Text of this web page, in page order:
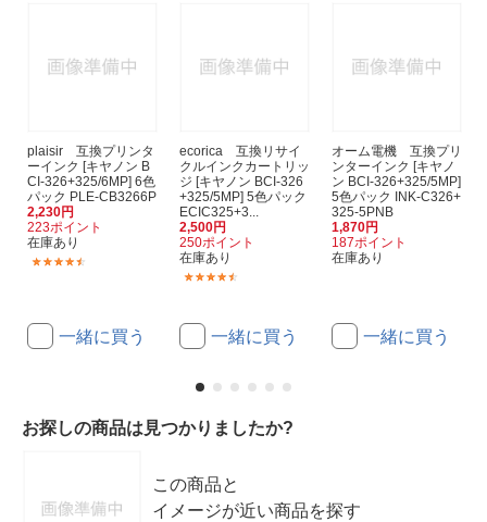
plaisir 互換プリンタ
ーインク [キヤノン B
CI-326+325/6MP] 6色
パック PLE-CB3266P
2,230円
223ポイント
在庫あり
一緒に買う
ecorica 互換リサイ
クルインクカートリッ
ジ [キヤノン BCI-326
+325/5MP] 5色パック
ECIC325+3...
2,500円
250ポイント
在庫あり
一緒に買う
オーム電機 互換プリ
ンターインク [キヤノ
ン BCI-326+325/5MP]
5色パック INK-C326+
325-5PNB
1,870円
187ポイント
在庫あり
一緒に買う
お探しの商品は見つかりましたか?
この商品と
イメージが近い商品を探す